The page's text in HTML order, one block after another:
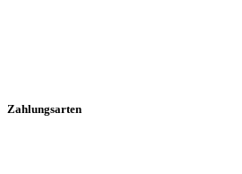
Zahlungsarten